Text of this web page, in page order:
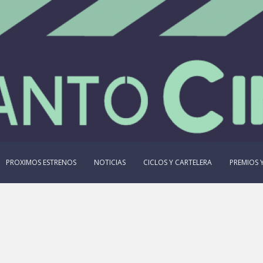
PROXIMOS ESTRENOS NOTICIAS CICLOS Y CARTELERA PREMIOS